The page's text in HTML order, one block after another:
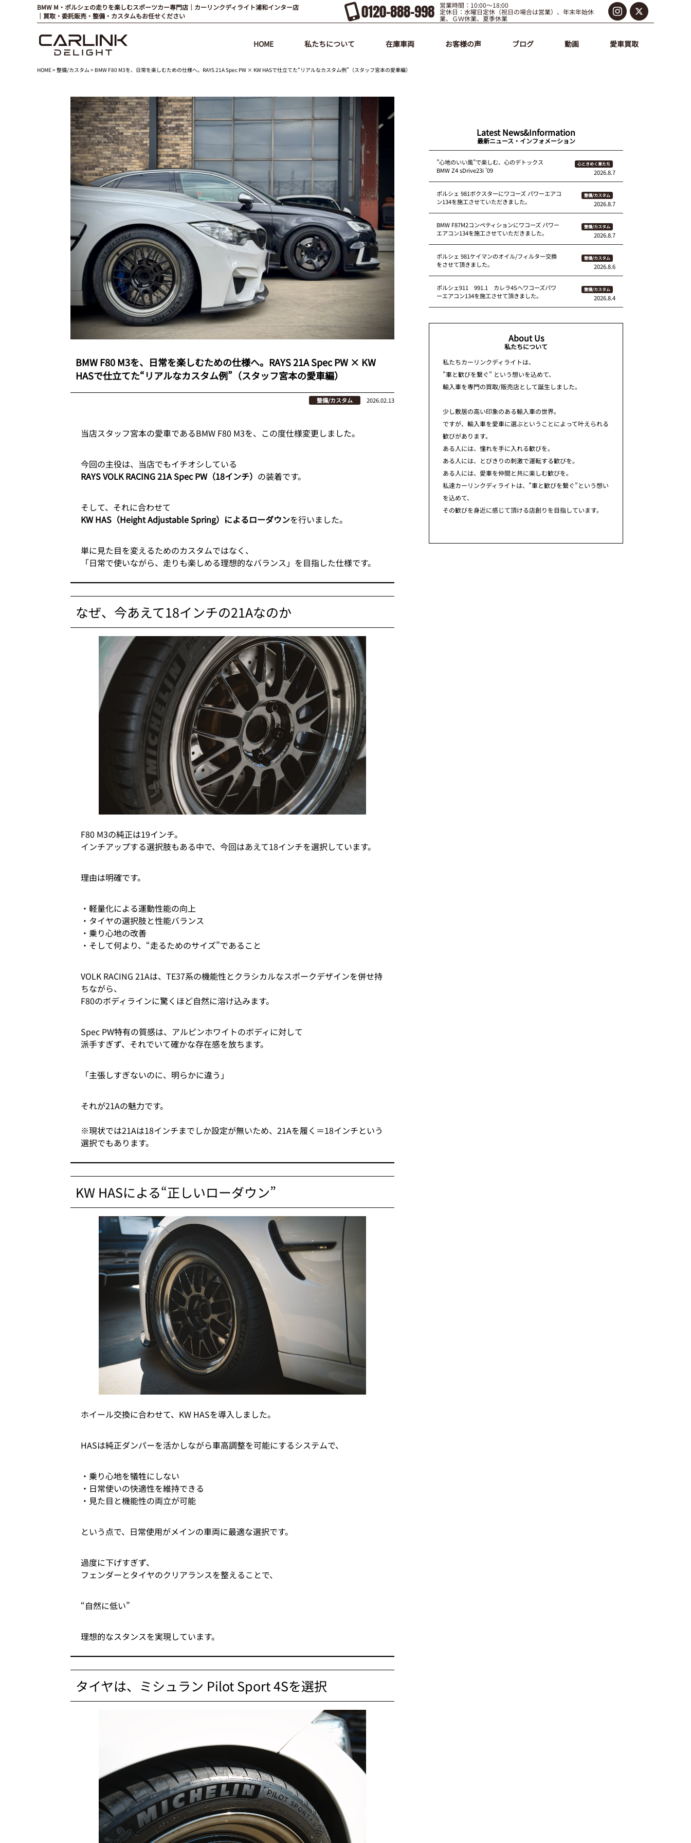
BMW M・ポルシェの走りを楽しむスポーツカー専門店｜カーリンクディライト浦和インター店
｜買取・委託販売・整備・カスタムもお任せください
0120-888-998 営業時間：10:00～18:00
定休日：水曜日定休（祝日の場合は営業）、年末年始休
業、ＧＷ休業、夏季休業
HOME 私たちについて 在庫車両 お客様の声 ブログ 動画 愛車買取
HOME>整備/カスタム> BMW F80 M3を、日常を楽しむための仕様へ。RAYS 21A Spec PW × KW HASで仕立てた“リアルなカスタム例”（スタッフ宮本の愛車編）
BMW F80 M3を、日常を楽しむための仕様へ。RAYS 21A Spec PW × KW
HASで仕立てた“リアルなカスタム例”（スタッフ宮本の愛車編）
整備/カスタム 2026.02.13
当店スタッフ宮本の愛車であるBMW F80 M3を、この度仕様変更しました。
今回の主役は、当店でもイチオシしている
RAYS VOLK RACING 21A Spec PW（18インチ） の装着です。
そして、それに合わせて
KW HAS（Height Adjustable Spring）によるローダウンを行いました。
単に見た目を変えるためのカスタムではなく、
「日常で使いながら、走りも楽しめる理想的なバランス」を目指した仕様です。
なぜ、今あえて18インチの21Aなのか
F80 M3の純正は19インチ。
インチアップする選択肢もある中で、今回はあえて18インチを選択しています。
理由は明確です。
・軽量化による運動性能の向上
・タイヤの選択肢と性能バランス
・乗り心地の改善
・そして何より、“走るためのサイズ”であること
VOLK RACING 21Aは、TE37系の機能性とクラシカルなスポークデザインを併せ持
ちながら、
F80のボディラインに驚くほど自然に溶け込みます。
Spec PW特有の質感は、アルピンホワイトのボディに対して
派手すぎず、それでいて確かな存在感を放ちます。
「主張しすぎないのに、明らかに違う」
それが21Aの魅力です。
※現状では21Aは18インチまでしか設定が無いため、21Aを履く＝18インチという
選択でもあります。
KW HASによる“正しいローダウン”
ホイール交換に合わせて、KW HASを導入しました。
HASは純正ダンパーを活かしながら車高調整を可能にするシステムで、
・乗り心地を犠牲にしない
・日常使いの快適性を維持できる
・見た目と機能性の両立が可能
という点で、日常使用がメインの車両に最適な選択です。
過度に下げすぎず、
フェンダーとタイヤのクリアランスを整えることで、
“自然に低い”
理想的なスタンスを実現しています。
タイヤは、ミシュラン Pilot Sport 4Sを選択
Latest News&Information
最新ニュース・インフォメーション
”心地のいい風”で楽しむ、心のデトックス
BMW Z4 sDrive23i ’09
心ときめく車たち
2026.8.7
ポルシェ 981ボクスターにワコーズ パワーエアコ
ン134を施工させていただきました。
整備/カスタム
2026.8.7
BMW F87M2コンペティションにワコーズ パワー
エアコン134を施工させていただきました。
整備/カスタム
2026.8.7
ポルシェ 981ケイマンのオイル/フィルター交換
をさせて頂きました。
整備/カスタム
2026.8.6
ポルシェ911 991.1 カレラ4Sへワコーズパワ
ーエアコン134を施工させて頂きました。
整備/カスタム
2026.8.4
About Us
私たちについて
私たちカーリンクディライトは、
”車と歓びを繋ぐ” という想いを込めて、
輸入車を専門の買取/販売店として誕生しました。
少し敷居の高い印象のある輸入車の世界。
ですが、輸入車を愛車に選ぶということによって叶えられる
歓びがあります。
ある人には、憧れを手に入れる歓びを。
ある人には、とびきりの刺激で運転する歓びを。
ある人には、愛車を仲間と共に楽しむ歓びを。
私達カーリンクディライトは、”車と歓びを繋ぐ”という想い
を込めて、
その歓びを身近に感じて頂ける店創りを目指しています。